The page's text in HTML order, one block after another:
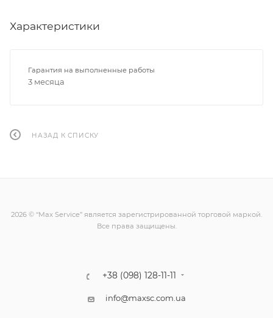
Характеристики
Гарантия на выполненные работы
3 месяца
НАЗАД К СПИСКУ
2026 © “Max Service” является зарегистрированной торговой маркой.
Все права защищены.
+38 (098) 128-11-11
info@maxsc.com.ua